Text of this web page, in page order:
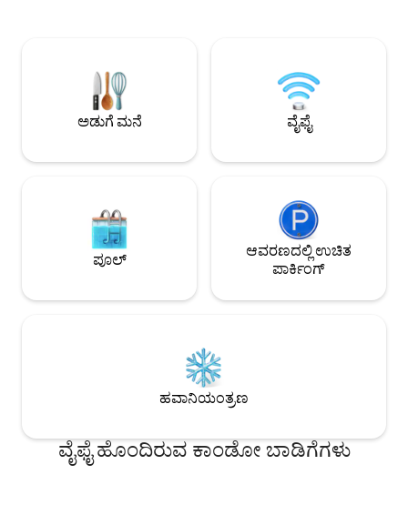
ಸಾಂಸ್ಕೃತಿಕ ವಿಹಾರಗಳು ಮತ್ತು ಶಾಪಿಂಗ್ ಪ್ರವಾಸಗಳಿಗೆ
ಉತ್ತಮ ನೆಲೆಯಾಗಿದೆ. ವರ್ಕ್‌ಸ್ಪೇಸ್ ಆಗಿ
ಪರಿಪೂರ್ಣವಾಗಿದೆ #ಕೆಲಸ
ಶೌಚಾಲಯ
ಪಾರ್ಕಿಂಗ್.
ಅಡುಗೆ ಮನೆ ವೈಫೈ
ಪೂಲ್
ಆವರಣದಲ್ಲಿ ಉಚಿತ
ಪಾರ್ಕಿಂಗ್
ಹವಾನಿಯಂತ್ರಣ
ವೈಫೈ ಹೊಂದಿರುವ ಕಾಂಡೋ ಬಾಡಿಗೆಗಳು